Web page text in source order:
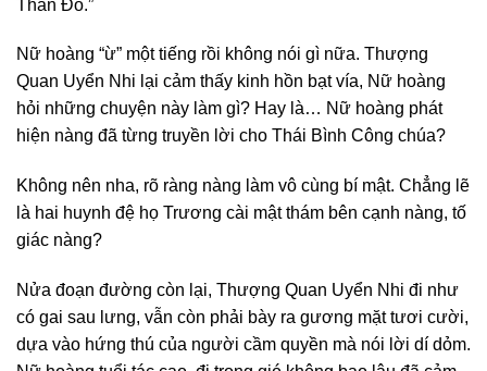
Thần Đô.”
Nữ hoàng “ừ” một tiếng rồi không nói gì nữa. Thượng
Quan Uyển Nhi lại cảm thấy kinh hồn bạt vía, Nữ hoàng
hỏi những chuyện này làm gì? Hay là… Nữ hoàng phát
hiện nàng đã từng truyền lời cho Thái Bình Công chúa?
Không nên nha, rõ ràng nàng làm vô cùng bí mật. Chẳng lẽ
là hai huynh đệ họ Trương cài mật thám bên cạnh nàng, tố
giác nàng?
Nửa đoạn đường còn lại, Thượng Quan Uyển Nhi đi như
có gai sau lưng, vẫn còn phải bày ra gương mặt tươi cười,
dựa vào hứng thú của người cầm quyền mà nói lời dí dỏm.